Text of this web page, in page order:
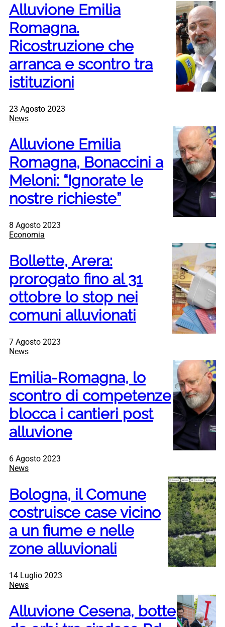
Alluvione Emilia
Romagna.
Ricostruzione che
arranca e scontro tra
istituzioni
23 Agosto 2023
News
Alluvione Emilia
Romagna, Bonaccini a
Meloni: “Ignorate le
nostre richieste”
8 Agosto 2023
Economia
Bollette, Arera:
prorogato fino al 31
ottobre lo stop nei
comuni alluvionati
7 Agosto 2023
News
Emilia-Romagna, lo
scontro di competenze
blocca i cantieri post
alluvione
6 Agosto 2023
News
Bologna, il Comune
costruisce case vicino
a un fiume e nelle
zone alluvionali
14 Luglio 2023
News
Alluvione Cesena, botte